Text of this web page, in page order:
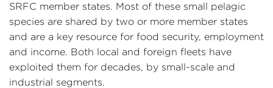
SRFC member states. Most of these small pelagic
species are shared by two or more member states
and are a key resource for food security, employment
and income. Both local and foreign fleets have
exploited them for decades, by small-scale and
industrial segments.